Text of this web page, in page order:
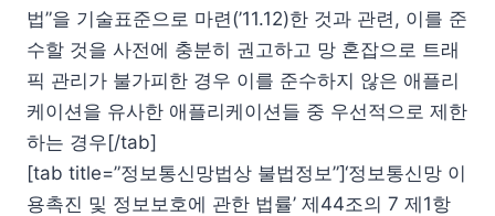
법”을 기술표준으로 마련(’11.12)한 것과 관련, 이를 준
수할 것을 사전에 충분히 권고하고 망 혼잡으로 트래
픽 관리가 불가피한 경우 이를 준수하지 않은 애플리
케이션을 유사한 애플리케이션들 중 우선적으로 제한
하는 경우[/tab]
[tab title=”정보통신망법상 불법정보”]‘정보통신망 이
용촉진 및 정보보호에 관한 법률’ 제44조의 7 제1항